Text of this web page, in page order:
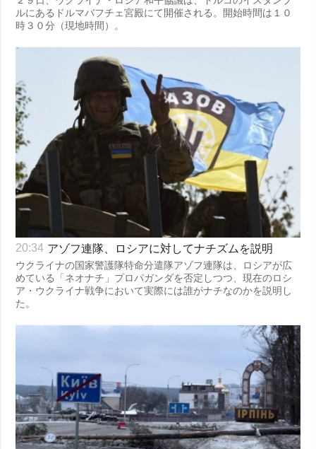
ルにあるドルマバフチェ宮殿にて開催される。開始時間は１０
時３０分（現地時間）。
20:34 アゾフ連隊、ロシアに対してナチズムを説明
ウクライナの国家警護隊特命分遣隊アゾフ連隊は、ロシアが広
めている「ネオナチ」プロパガンダを否定しつつ、現在のロシ
ア・ウクライナ戦争において実際には誰がナチなのかを説明し
た。